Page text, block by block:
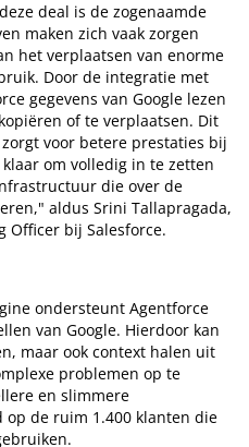
deal is de zogenaamde
maken zich vaak zorgen
het verplaatsen van enorme
Door de integratie met
gegevens van Google lezen
of te verplaatsen. Dit
voor betere prestaties bij
om volledig in te zetten
die over de
aldus Srini Tallapragada,
Officer bij Salesforce.
ondersteunt Agentforce
van Google. Hierdoor kan
maar ook context halen uit
problemen op te
en slimmere
de ruim 1.400 klanten die